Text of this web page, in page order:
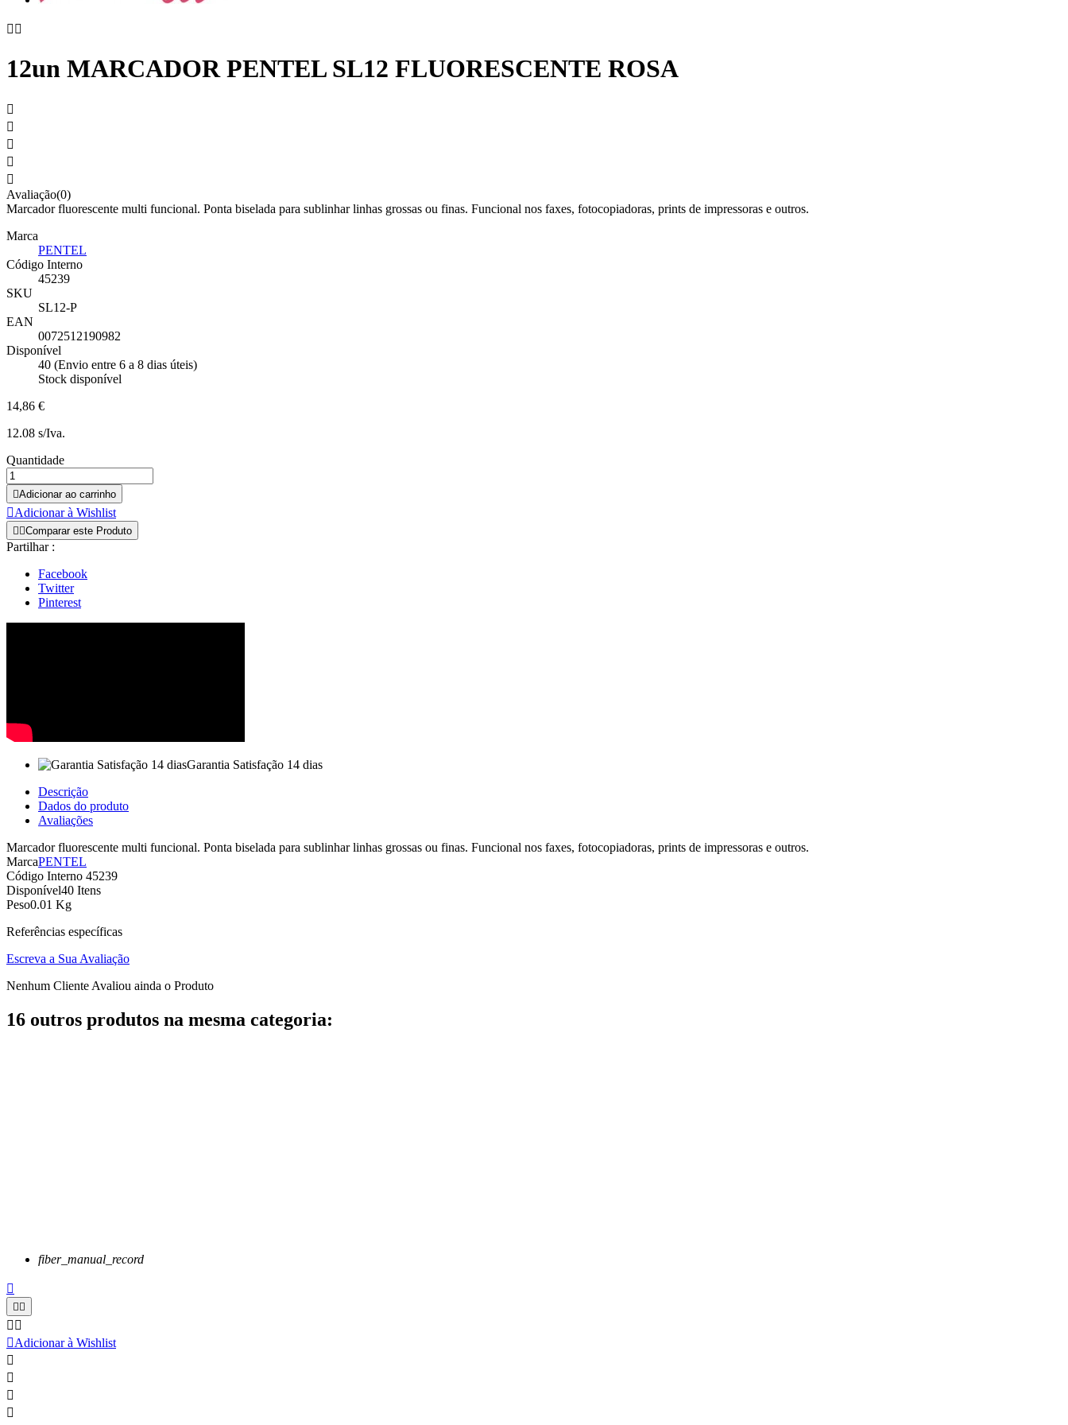
 
12un MARCADOR PENTEL SL12 FLUORESCENTE ROSA





Avaliação(0)
Marcador fluorescente multi funcional. Ponta biselada para sublinhar linhas grossas ou finas. Funcional nos faxes, fotocopiadoras, prints de impressoras e outros.
Marca
PENTEL
Código Interno
45239
SKU
SL12-P
EAN
0072512190982
Disponível
40 (Envio entre 6 a 8 dias úteis)
Stock disponível
14,86 €
12.08 s/Iva.
Quantidade
Adicionar ao carrinho
Adicionar à Wishlist
 Comparar este Produto
Partilhar :
Facebook
Twitter
Pinterest
Garantia Satisfação 14 dias
Descrição
Dados do produto
Avaliações
Marcador fluorescente multi funcional. Ponta biselada para sublinhar linhas grossas ou finas. Funcional nos faxes, fotocopiadoras, prints de impressoras e outros.
MarcaPENTEL
Código Interno 45239
Disponível40 Itens
Peso0.01 Kg
Referências específicas
Escreva a Sua Avaliação
Nenhum Cliente Avaliou ainda o Produto
16 outros produtos na mesma categoria:
fiber_manual_record

 
 
Adicionar à Wishlist



